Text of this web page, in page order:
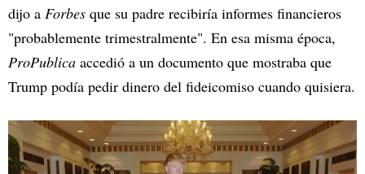
dijo a Forbes que su padre recibiría informes financieros
"probablemente trimestralmente". En esa misma época,
ProPublica accedió a un documento que mostraba que
Trump podía pedir dinero del fideicomiso cuando quisiera.